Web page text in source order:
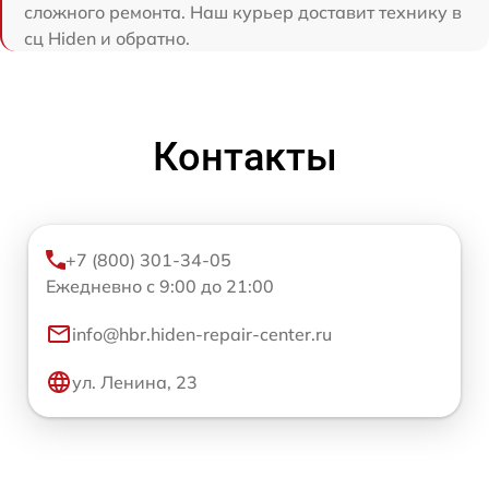
сложного ремонта. Наш курьер доставит технику в
сц Hiden и обратно.
Контакты
+7 (800) 301-34-05
Ежедневно с 9:00 до 21:00
info@hbr.hiden-repair-center.ru
ул. Ленина, 23